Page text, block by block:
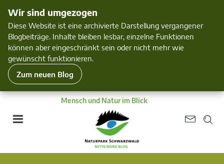
Wir sind umgezogen
Diese Website ist eine archivierte Darstellung vergangener
Blogbeiträge. Inhalte bleiben lesbar, einzelne Funktionen
können aber eingeschränkt sein oder nicht mehr wie
gewünscht funktionieren.
Zum neuen Blog
Mensch und Natur im Blick